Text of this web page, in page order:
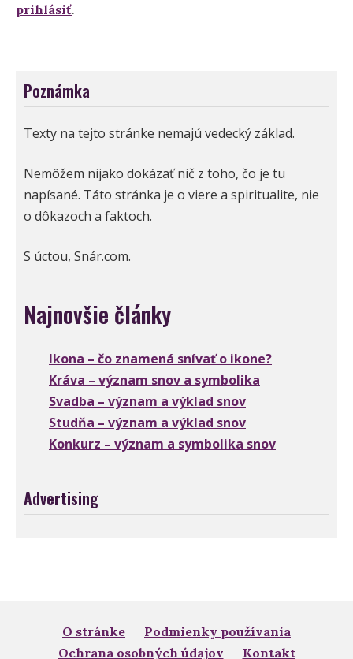
prihlásiť.
Poznámka
Texty na tejto stránke nemajú vedecký základ.
Nemôžem nijako dokázať nič z toho, čo je tu
napísané. Táto stránka je o viere a spiritualite, nie
o dôkazoch a faktoch.
S úctou, Snár.com.
Najnovšie články
Ikona – čo znamená snívať o ikone?
Kráva – význam snov a symbolika
Svadba – význam a výklad snov
Studňa – význam a výklad snov
Konkurz – význam a symbolika snov
Advertising
O stránke
Podmienky používania
Ochrana osobných údajov
Kontakt